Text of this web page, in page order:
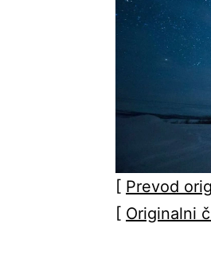
[ Prevod
[ Originalni